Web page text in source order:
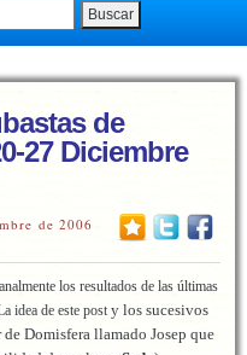
Buscar
de
27 Diciembre
de 2006
los resultados de las últimas
idea de este post y los sucesivos
Domisfera llamado Josep que